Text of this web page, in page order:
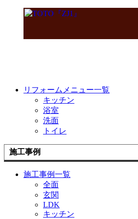
リフォームメニュー一覧
キッチン
浴室
洗面
トイレ
施工事例
施工事例一覧
全面
玄関
LDK
キッチン